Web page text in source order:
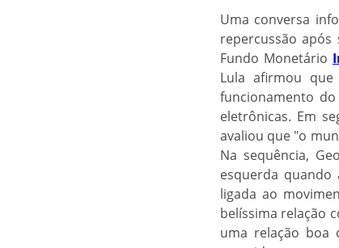
Uma conversa
repercussão
Fundo Monetário
Lula afirmou
funcionamento
eletrônicas. Em
avaliou que "o
Na sequência,
esquerda quando
ligada ao
belíssima relação
uma relação boa